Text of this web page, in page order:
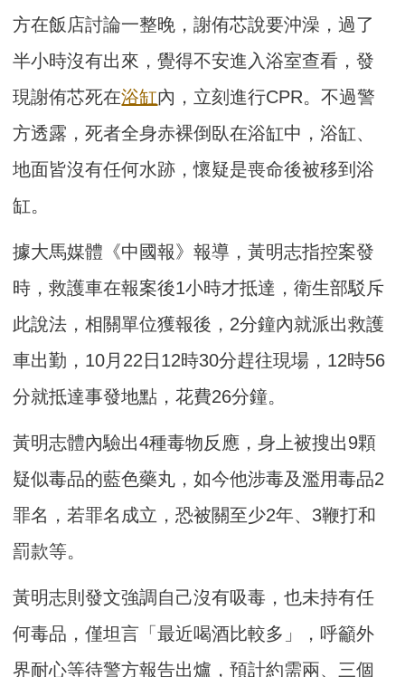
方在飯店討論一整晚，謝侑芯說要沖澡，過了
半小時沒有出來，覺得不安進入浴室查看，發
現謝侑芯死在浴缸內，立刻進行CPR。不過警
方透露，死者全身赤裸倒臥在浴缸中，浴缸、
地面皆沒有任何水跡，懷疑是喪命後被移到浴
缸。
據大馬媒體《中國報》報導，黃明志指控案發
時，救護車在報案後1小時才抵達，衛生部駁斥
此說法，相關單位獲報後，2分鐘內就派出救護
車出勤，10月22日12時30分趕往現場，12時56
分就抵達事發地點，花費26分鐘。
黃明志體內驗出4種毒物反應，身上被搜出9顆
疑似毒品的藍色藥丸，如今他涉毒及濫用毒品2
罪名，若罪名成立，恐被關至少2年、3鞭打和
罰款等。
黃明志則發文強調自己沒有吸毒，也未持有任
何毒品，僅坦言「最近喝酒比較多」，呼籲外
界耐心等待警方報告出爐，預計約需兩、三個